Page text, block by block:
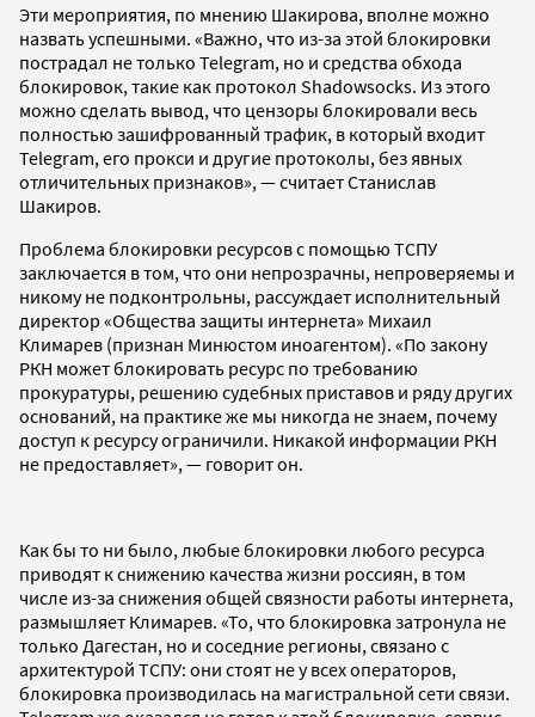
Эти мероприятия, по мнению Шакирова, вполне можно
назвать успешными. «Важно, что из-за этой блокировки
пострадал не только Telegram, но и средства обхода
блокировок, такие как протокол Shadowsocks. Из этого
можно сделать вывод, что цензоры блокировали весь
полностью зашифрованный трафик, в который входит
Telegram, его прокси и другие протоколы, без явных
отличительных признаков», — считает Станислав
Шакиров.
Проблема блокировки ресурсов с помощью ТСПУ
заключается в том, что они непрозрачны, непроверяемы и
никому не подконтрольны, рассуждает исполнительный
директор «Общества защиты интернета» Михаил
Климарев (признан Минюстом иноагентом). «По закону
РКН может блокировать ресурс по требованию
прокуратуры, решению судебных приставов и ряду других
оснований, на практике же мы никогда не знаем, почему
доступ к ресурсу ограничили. Никакой информации РКН
не предоставляет», — говорит он.
Как бы то ни было, любые блокировки любого ресурса
приводят к снижению качества жизни россиян, в том
числе из-за снижения общей связности работы интернета,
размышляет Климарев. «То, что блокировка затронула не
только Дагестан, но и соседние регионы, связано с
архитектурой ТСПУ: они стоят не у всех операторов,
блокировка производилась на магистральной сети связи.